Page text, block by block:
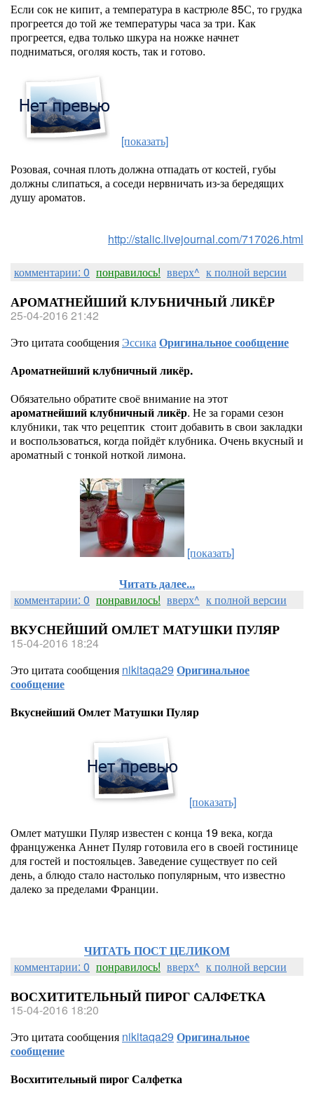
Если сок не кипит, а температура в кастрюле 85С, то грудка
прогреется до той же температуры часа за три. Как
прогреется, едва только шкура на ножке начнет
подниматься, оголяя кость, так и готово.
[показать]
Розовая, сочная плоть должна отпадать от костей, губы
должны слипаться, а соседи нервничать из-за бередящих
душу ароматов.
http://stalic.livejournal.com/717026.html
комментарии: 0 понравилось! вверх^ к полной версии
АРОМАТНЕЙШИЙ КЛУБНИЧНЫЙ ЛИКЁР
25-04-2016 21:42
Это цитата сообщения ЭссикаОригинальное сообщение
Ароматнейший клубничный ликёр.
Обязательно обратите своё внимание на этот
ароматнейший клубничный ликёр. Не за горами сезон
клубники, так что рецептик стоит добавить в свои закладки
и воспользоваться, когда пойдёт клубника. Очень вкусный и
ароматный с тонкой ноткой лимона.
[показать]
Читать далее...
комментарии: 0 понравилось! вверх^ к полной версии
ВКУСНЕЙШИЙ ОМЛЕТ МАТУШКИ ПУЛЯР
15-04-2016 18:24
Это цитата сообщения nikitaqa29 Оригинальное
сообщение
Вкуснейший Омлет Матушки Пуляр
[показать]
Омлет матушки Пуляр известен с конца 19 века, когда
француженка Аннет Пуляр готовила его в своей гостинице
для гостей и постояльцев. Заведение существует по сей
день, а блюдо стало настолько популярным, что известно
далеко за пределами Франции.
ЧИТАТЬ ПОСТ ЦЕЛИКОМ
комментарии: 0 понравилось! вверх^ к полной версии
ВОСХИТИТЕЛЬНЫЙ ПИРОГ САЛФЕТКА
15-04-2016 18:20
Это цитата сообщения nikitaqa29 Оригинальное
сообщение
Восхитительный пирог Салфетка